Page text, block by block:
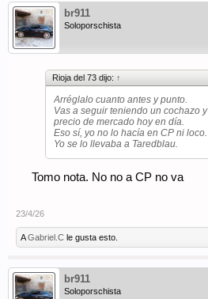
br911
Soloporschista
Rioja del 73 dijo: ↑
Arréglalo cuanto antes y punto.
Vas a seguir teniendo un cochazo
precio de mercado hoy en día.
Eso sí, yo no lo hacía en CP ni loco.
Yo se lo llevaba a Taredblau.
Tomo nota. No no a CP no va
23/4/26
AGabriel.C le gusta esto.
br911
Soloporschista